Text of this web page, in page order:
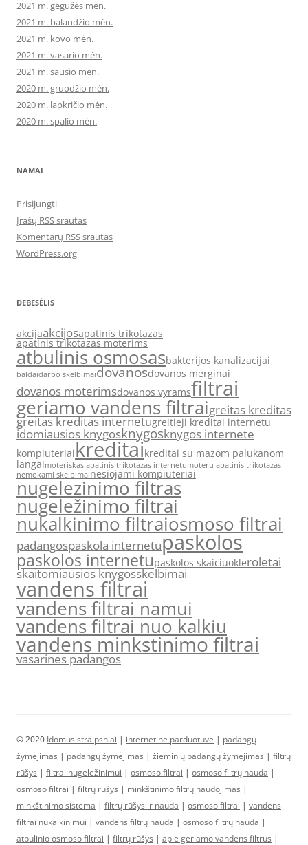
2021 m. gegužės mėn.
2021 m. balandžio mėn.
2021 m. kovo mėn.
2021 m. vasario mėn.
2021 m. sausio mėn.
2020 m. gruodžio mėn.
2020 m. lapkričio mėn.
2020 m. spalio mėn.
NAMAI
Prisijungti
Įrašų RSS srautas
Komentarų RSS srautas
WordPress.org
DEBESĖLIS
akcijaakcijosapatinis trikotazas
apatinis trikotazas moterims
atbulinis osmosasbakterijos kanalizacijai
baldaidarbo skelbimaidovanosdovanos merginai
dovanos moterimsdovanos vyramsfiltrai
geriamo vandens filtraigreitas kreditas
greitas kreditas internetugreitieji kreditai internetu
idomiausios knygosknygosknygos internete
kompiuteriaikreditaikreditai su mazom palukanom
langaimoteriskas apatinis trikotazas internetumoteru apatinis trikotazas
nemokami skelbimainesiojami kompiuteriai
nugelezinimo filtras
nugeležinimo filtrai
nukalkinimo filtraiosmoso filtrai
padangospaskola internetupaskolos
paskolos internetupaskolos skaiciuokleroletai
skaitomiausios knygosskelbimai
vandens filtrai
vandens filtrai namui
vandens filtrai nuo kalkiu
vandens minkstinimo filtrai
vasarines padangos
© 2020 Idomus straipsniai | internetine parduotuve | padangų
žymėjimas | padangų žymėjimas | žieminių padangų žymėjimas | filtrų
rūšys | filtrai nugeležinimui | osmoso filtrai | osmoso filtrų nauda |
osmoso filtrai | filtrų rūšys | minkštinimo filtrų naudojimas |
minkštinimo sistema | filtrų rūšys ir nauda | osmoso filtrai | vandens
filtrai nukalkinimui | vandens filtrų nauda | osmoso filtrų nauda |
atbulinio osmoso filtrai | filtrų rūšys | apie geriamo vandens filtrus |